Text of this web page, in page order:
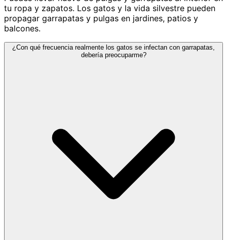
tu ropa y zapatos. Los gatos y la vida silvestre pueden
propagar garrapatas y pulgas en jardines, patios y
balcones.
¿Con qué frecuencia realmente los gatos se infectan con garrapatas,
debería preocuparme?